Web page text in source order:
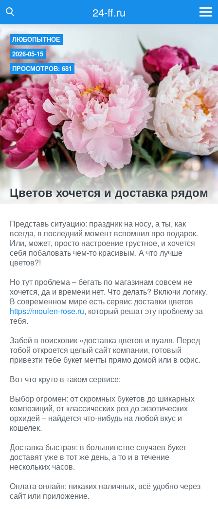
24-ff.ru
ЛЮБОПЫТНОЕ
2026-05-15
ПРОСМОТРОВ: 681
Цветов хочется и доставка рядом
Представь ситуацию: праздник на носу, а ты, как
всегда, в последний момент вспомнил про подарок.
Или, может, просто настроение грустное, и хочется
себя побаловать чем-то красивым. А что лучше
цветов?!
Но тут проблема – бегать по магазинам совсем не
хочется, да и времени нет. Что делать? Включи логику.
В современном мире есть сервис доставки цветов
https://moulen-rose.ru, который решат эту проблему за
тебя.
Забей в поисковик «доставка цветов и вуаля. Перед
тобой откроется целый сайт компании, готовый
привезти тебе букет мечты прямо домой или в офис.
Вот что круто в таком сервисе:
Выбор огромен: от скромных букетов до шикарных
композиций, от классических роз до экзотических
орхидей – найдется что-нибудь на любой вкус и
кошелек.
Доставка быстрая: в большинстве случаев букет
доставят уже в тот же день, а то и в течение
нескольких часов.
Оплата онлайн: никаких наличных, всё удобно через
сайт или приложение.